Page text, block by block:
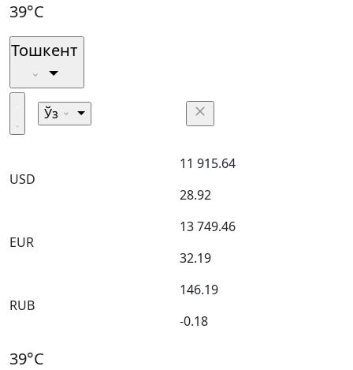
39°C
Тошкент
Ўз
USD
11 915.64
28.92
EUR
13 749.46
32.19
RUB
146.19
-0.18
39°C